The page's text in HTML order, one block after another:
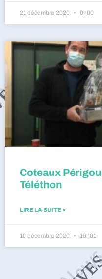
21 décembre 2020 0h00
Coteaux
Téléthon
LIRE LA SUITE »
19 décembre 2020 19h01